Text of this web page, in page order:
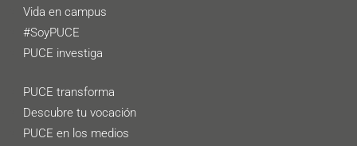
Vida en campus
#SoyPUCE
PUCE investiga
PUCE transforma
Descubre tu vocación
PUCE en los medios